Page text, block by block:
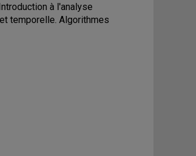
à l'analyse
temporelle. Algorithmes